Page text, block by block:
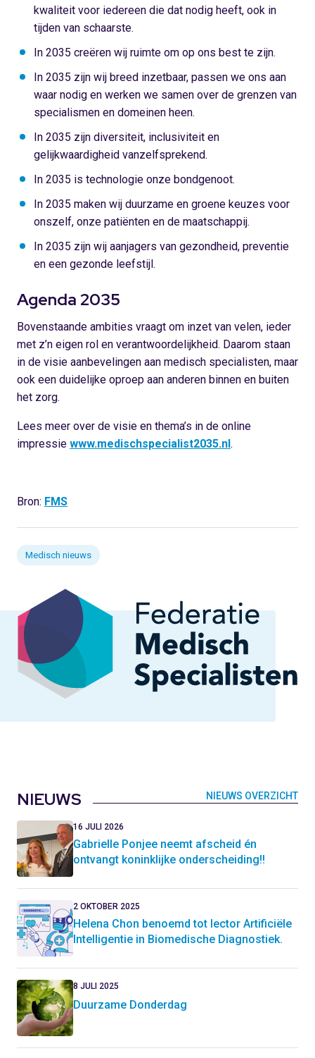
kwaliteit voor iedereen die dat nodig heeft, ook in
tijden van schaarste.
In 2035 creëren wij ruimte om op ons best te zijn.
In 2035 zijn wij breed inzetbaar, passen we ons aan
waar nodig en werken we samen over de grenzen van
specialismen en domeinen heen.
In 2035 zijn diversiteit, inclusiviteit en
gelijkwaardigheid vanzelfsprekend.
In 2035 is technologie onze bondgenoot.
In 2035 maken wij duurzame en groene keuzes voor
onszelf, onze patiënten en de maatschappij.
In 2035 zijn wij aanjagers van gezondheid, preventie
en een gezonde leefstijl.
Agenda 2035
Bovenstaande ambities vraagt om inzet van velen, ieder
met z’n eigen rol en verantwoordelijkheid. Daarom staan
in de visie aanbevelingen aan medisch specialisten, maar
ook een duidelijke oproep aan anderen binnen en buiten
het zorg.
Lees meer over de visie en thema’s in de online
impressie www.medischspecialist2035.nl.
Bron: FMS
Medisch nieuws
NIEUWS NIEUWS OVERZICHT
16 JULI 2026
Gabrielle Ponjee neemt afscheid én
ontvangt koninklijke onderscheiding!!
2 OKTOBER 2025
Helena Chon benoemd tot lector Artificiële
Intelligentie in Biomedische Diagnostiek.
8 JULI 2025
Duurzame Donderdag